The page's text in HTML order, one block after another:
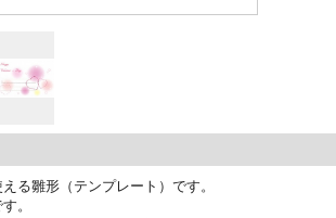
る雛形（テンプレート）です。
。